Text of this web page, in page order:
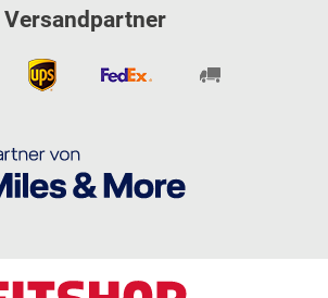
Versandpartner